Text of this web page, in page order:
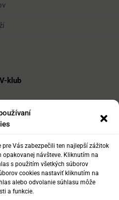
Vás zabezpečili ten najlepší zážitok
návšteve. Kliknutím na
s použitím všetkých súborov
cookies nastaviť kliknutím na
alebo odvolanie súhlasu môže
a funkcie.
klub